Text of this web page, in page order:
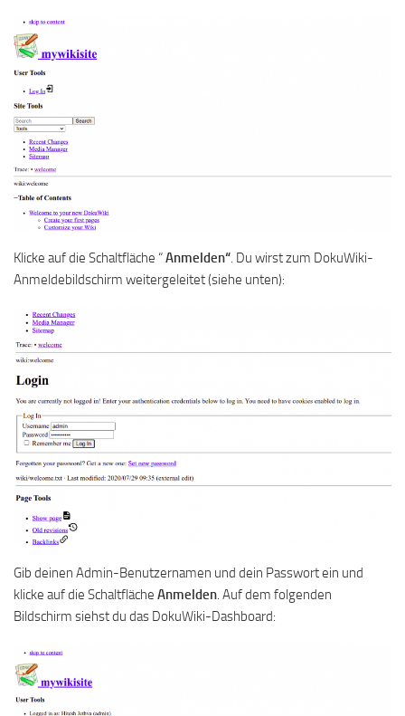
Klicke auf die Schaltfläche “Anmelden“. Du wirst zum DokuWiki-
Anmeldebildschirm weitergeleitet (siehe unten):
Gib deinen Admin-Benutzernamen und dein Passwort ein und
klicke auf die Schaltfläche Anmelden. Auf dem folgenden
Bildschirm siehst du das DokuWiki-Dashboard: